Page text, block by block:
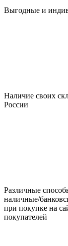
Выгодные и
Наличие своих
России
Различные
наличные/
при покупке на
покупателей